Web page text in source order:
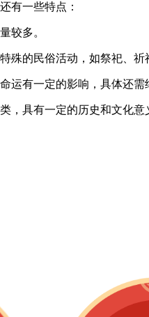
有一些特点：
较多。
殊的民俗活动，如祭祀、祈
运有一定的影响，具体还需
，具有一定的历史和文化